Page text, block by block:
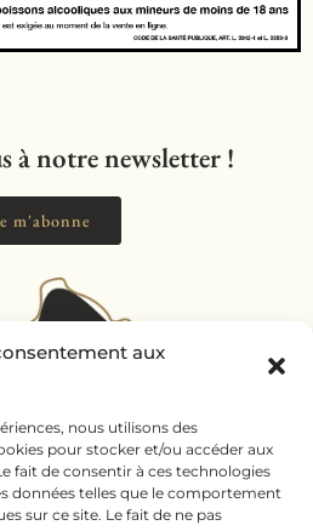
aux
nous utilisons des
pour stocker et/ou accéder aux
fait de consentir à ces technologies
données telles que le comportement
sur ce site. Le fait de ne pas
à notre newsletter !
m'abonne